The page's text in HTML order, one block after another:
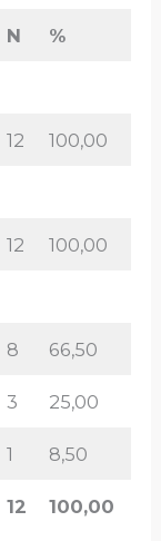
N %
12 100,00
12 100,00
8 66,50
3 25,00
1 8,50
12 100,00